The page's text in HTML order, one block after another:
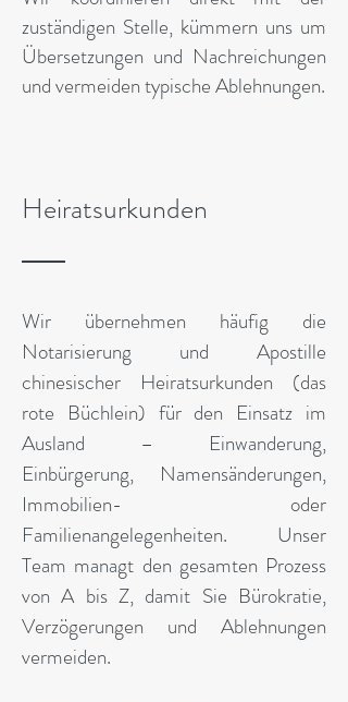
zuständigen Stelle, kümmern uns um
Übersetzungen und Nachreichungen
und vermeiden typische Ablehnungen.
Heiratsurkunden
Wir übernehmen häufig die
Notarisierung und Apostille
chinesischer Heiratsurkunden (das
rote Büchlein) für den Einsatz im
Ausland – Einwanderung,
Einbürgerung, Namensänderungen,
Immobilien- oder
Familienangelegenheiten. Unser
Team managt den gesamten Prozess
von A bis Z, damit Sie Bürokratie,
Verzögerungen und Ablehnungen
vermeiden.